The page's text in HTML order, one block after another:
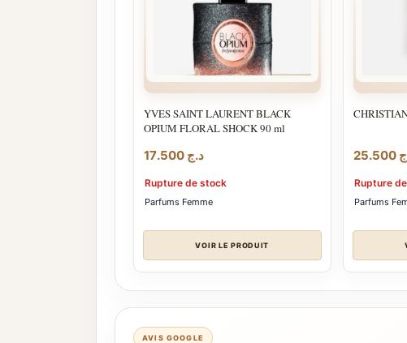
YVES SAINT LAURENT BLACK
OPIUM FLORAL SHOCK 90 ml
د.ج
Rupture de stock
Parfums Femme
VOIR LE PRODUIT
25.500
Rupture
Parfums
AVIS GOOGLE